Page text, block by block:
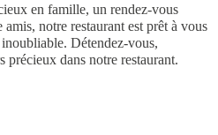
en famille, un rendez-vous
notre restaurant est prêt à vous
Détendez-vous,
précieux dans notre restaurant.